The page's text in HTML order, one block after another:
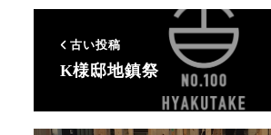
古い投稿
K様邸地鎮祭